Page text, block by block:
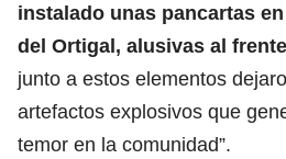
instalado unas pancartas
del Ortigal, alusivas al
junto a estos elementos
artefactos explosivos que
temor en la comunidad”.